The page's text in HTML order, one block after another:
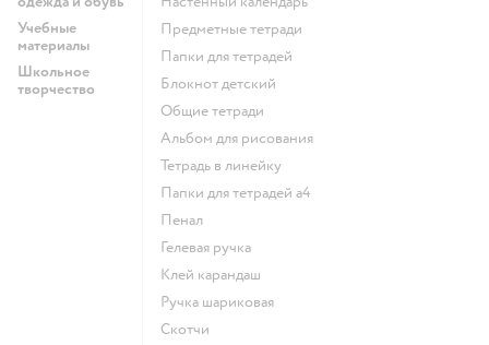
Учебные
материалы
Школьное
творчество
Предметные тетради
Папки для тетрадей
Блокнот детский
Общие тетради
Альбом для рисования
Тетрадь в линейку
Папки для тетрадей а4
Пенал
Гелевая ручка
Клей карандаш
Ручка шариковая
Скотчи